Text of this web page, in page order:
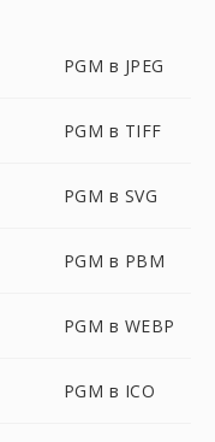
PGM в JPEG
PGM в TIFF
PGM в SVG
PGM в PBM
PGM в WEBP
PGM в ICO